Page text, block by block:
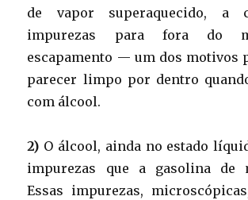
de vapor superaquecido, a
impurezas para fora do
escapamento — um dos motivos
parecer limpo por dentro
com álcool.
2) O álcool, ainda no estado
impurezas que a gasolina de
Essas impurezas,